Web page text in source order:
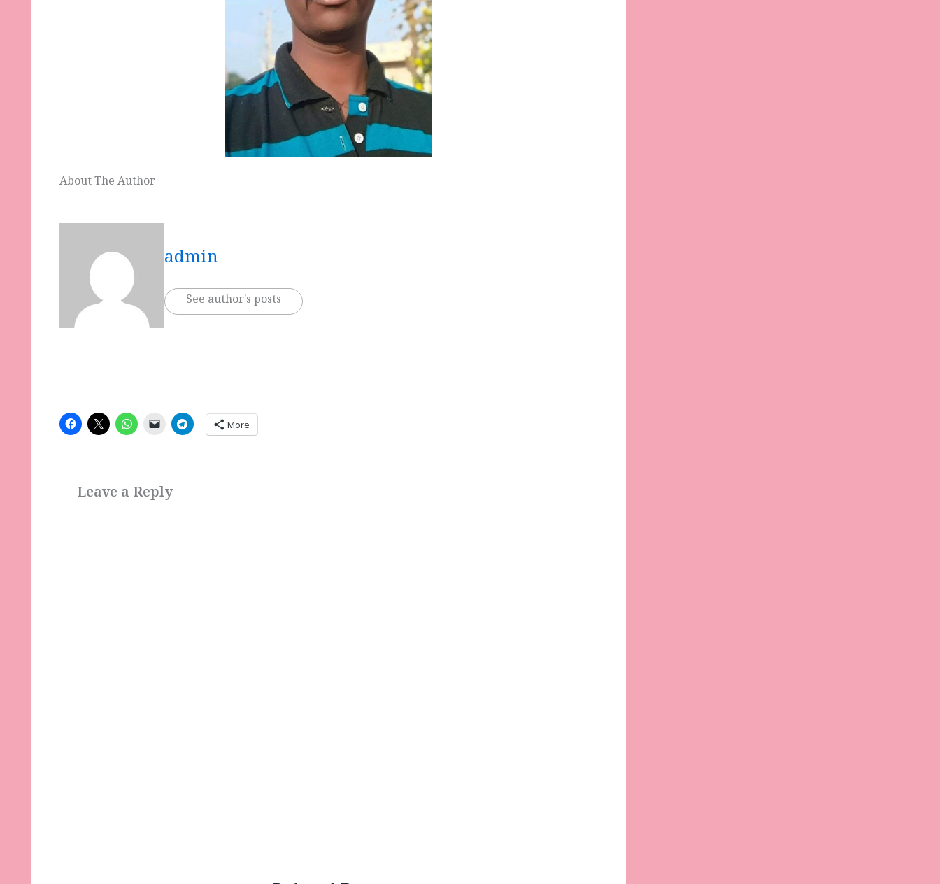
About The Author
admin
See author's posts
More
Leave a Reply